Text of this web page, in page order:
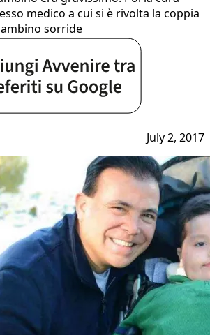
medico a cui si è rivolta la coppia
sorride
July 2, 2017